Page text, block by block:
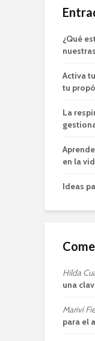
¿Qué
Activa
tu
La
en la
Ideas
Hilda
una
Mariví
para el